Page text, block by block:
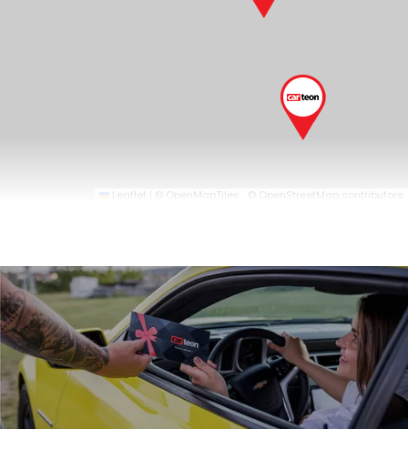
Leaflet | © OpenMapTiles © OpenStreetMap contributors